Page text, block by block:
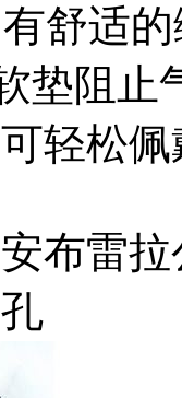
舒适
垫阻止
轻松
布雷